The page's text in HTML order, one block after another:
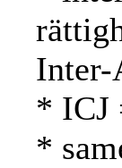
Inter-
* ICJ
*